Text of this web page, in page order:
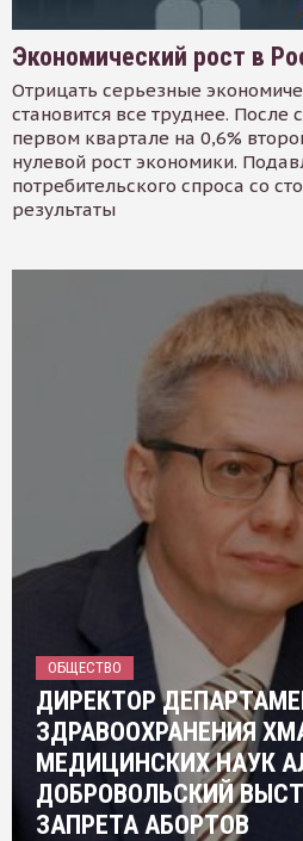
Экономический рост в
Отрицать серьезные
становится все труднее.
первом квартале на 0,6%
нулевой рост экономики.
потребительского спроса со
результаты
ОБЩЕСТВО
ДИРЕКТОР
ЗДРАВООХРАНЕНИЯ
МЕДИЦИНСКИХ НАУК
ДОБРОВОЛЬСКИЙ
ЗАПРЕТА АБОРТОВ